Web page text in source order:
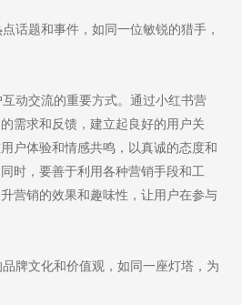
话题和事件，如同一位敏锐的猎手，
动交流的重要方式。通过小红书营
需求和反馈，建立起良好的用户关
户体验和情感共鸣，以真诚的态度和
时，要善于利用各种营销手段和工
营销的效果和趣味性，让用户在参与
牌文化和价值观，如同一座灯塔，为